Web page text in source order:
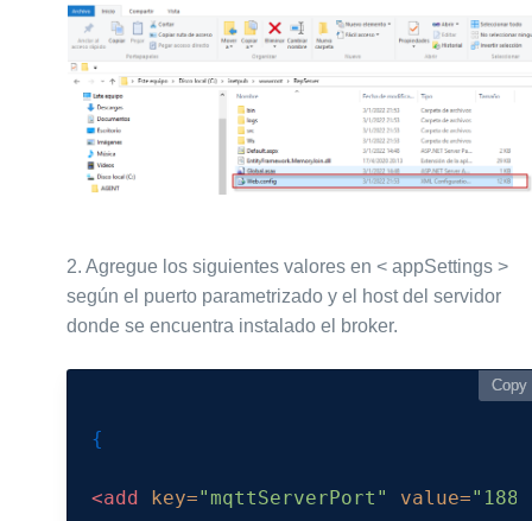
2. Agregue los siguientes valores en < appSettings >
según el puerto parametrizado y el host del servidor
donde se encuentra instalado el broker.
{
<add key="mqttServerPort" value=
Copy
Copy